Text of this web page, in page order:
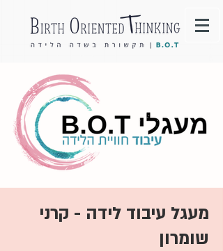
מעגל עיבוד לידה - קרני
שומרון